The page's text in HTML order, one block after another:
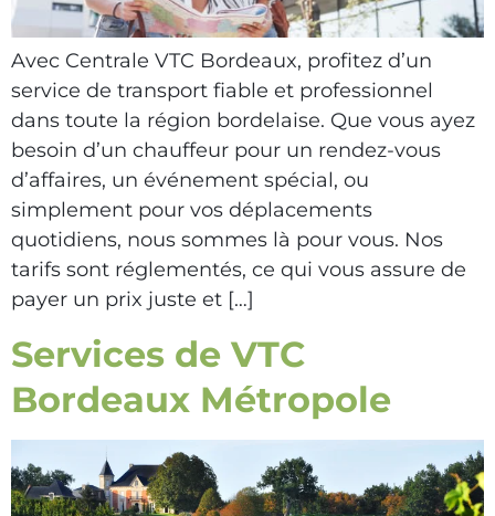
Avec Centrale VTC Bordeaux, profitez d’un
service de transport fiable et professionnel
dans toute la région bordelaise. Que vous ayez
besoin d’un chauffeur pour un rendez-vous
d’affaires, un événement spécial, ou
simplement pour vos déplacements
quotidiens, nous sommes là pour vous. Nos
tarifs sont réglementés, ce qui vous assure de
payer un prix juste et […]
Services de VTC
Bordeaux Métropole